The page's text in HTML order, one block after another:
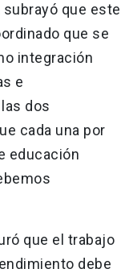
que este
que se
integración
e
dos
cada una por
educación
que el trabajo
debe